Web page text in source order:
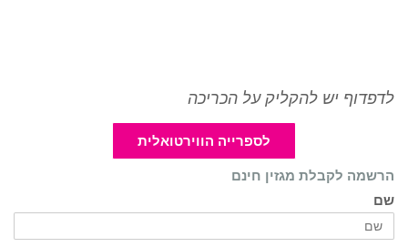
לדפדוף יש להקליק על הכריכה
לספרייה הווירטואלית
הרשמה לקבלת מגזין חינם
שם